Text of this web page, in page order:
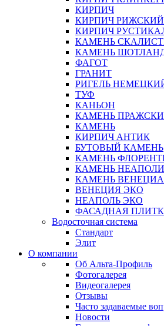
КИРПИЧ
КИРПИЧ РИЖСКИЙ
КИРПИЧ
КАМЕНЬ
КАМЕНЬ
ФАГОТ
ГРАНИТ
РИГЕЛЬ
ТУФ
КАНЬОН
КАМЕНЬ
КАМЕНЬ
КИРПИЧ АНТИК
БУТОВЫЙ КАМЕНЬ
КАМЕНЬ
КАМЕНЬ
КАМЕНЬ
ВЕНЕЦИЯ ЭКО
НЕАПОЛЬ ЭКО
ФАСАДНАЯ
Водосточная система
Стандарт
Элит
О компании
Об Альта-Профиль
Фотогалерея
Видеогалерея
Отзывы
Часто задаваемые
Новости